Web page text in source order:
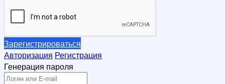
Зарегистрироваться
Авторизация Регистрация
Генерация пароля